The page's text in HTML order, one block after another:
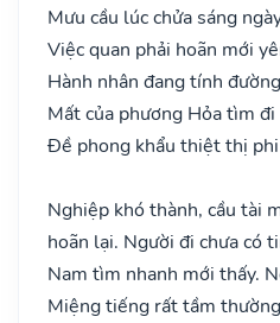
Mưu cầu lúc chửa sáng
Việc quan phải hoãn mới
Hành nhân đang tính
Mất của phương Hỏa tìm đi
Đề phong khẩu thiệt thị
Nghiệp khó thành, cầu tài
hoãn lại. Người đi chưa có
Nam tìm nhanh mới thấy.
Miệng tiếng rất tầm